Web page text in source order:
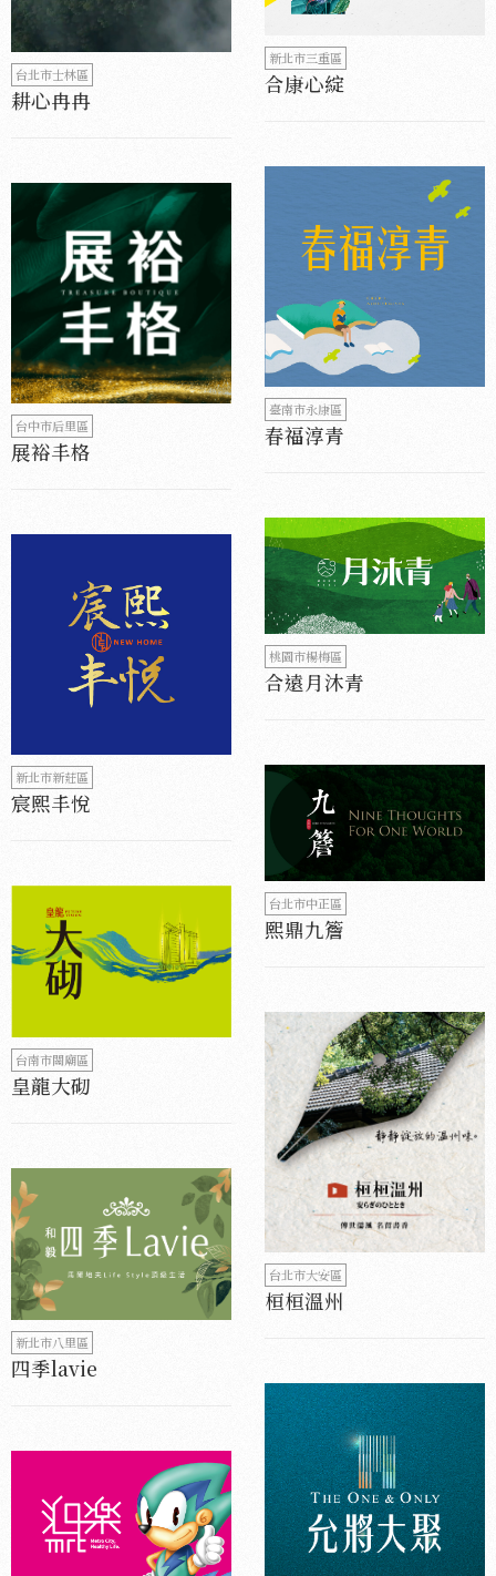
台北市士林區
耕心冉冉
台中市后里區
展裕丰格
新北市新莊區
宸熙丰悅
台南市關廟區
皇龍大砌
新北市八里區
四季lavie
新北市三重區
合康心綻
臺南市永康區
春福淳青
桃園市楊梅區
合遠月沐青
台北市中正區
熙鼎九簷
台北市大安區
桓桓溫州